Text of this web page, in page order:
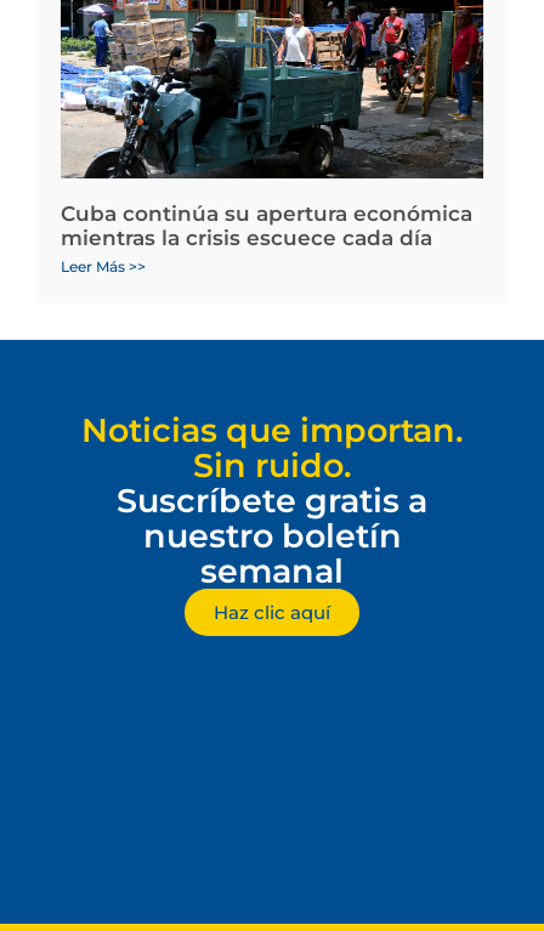
Cuba continúa su apertura económica
mientras la crisis escuece cada día
Leer Más >>
Noticias que importan.
Sin ruido.
Suscríbete gratis a
nuestro boletín
semanal
Haz clic aquí